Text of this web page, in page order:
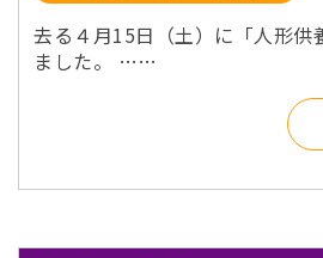
去る４月15日（土）に「人形供
ました。 ……